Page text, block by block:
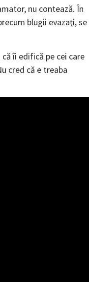
nu contează. În
blugii evazaţi, se
îi edifică pe cei care
cred că e treaba